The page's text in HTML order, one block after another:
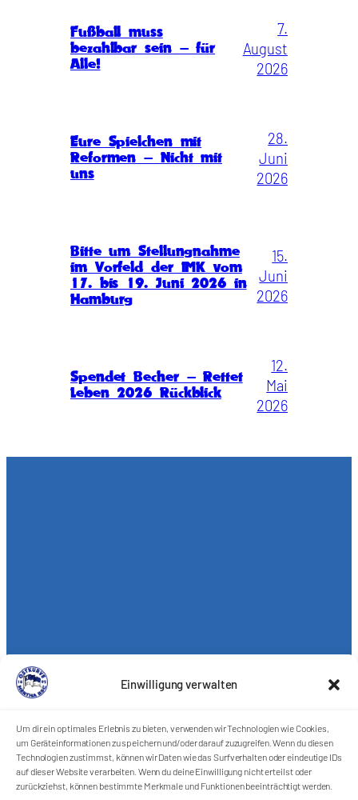
Einwilligung verwalten
Um dir ein optimales Erlebnis zu bieten, verwenden wir Technologien wie Cookies,
um Geräteinformationen zu speichern und/oder darauf zuzugreifen. Wenn du diesen
Technologien zustimmst, können wir Daten wie das Surfverhalten oder eindeutige IDs
auf dieser Website verarbeiten. Wenn du deine Einwilligung nicht erteilst oder
zurückziehst, können bestimmte Merkmale und Funktionen beeinträchtigt werden.
Fußball muss
bezahlbar sein – für
Alle!
7.
August
2026
Eure Spielchen mit
Reformen – Nicht mit
uns
28.
Juni
2026
Bitte um Stellungnahme
im Vorfeld der IMK vom
17. bis 19. Juni 2026 in
Hamburg
15.
Juni
2026
Spendet Becher – Rettet
Leben 2026 Rückblick
12.
Mai
2026